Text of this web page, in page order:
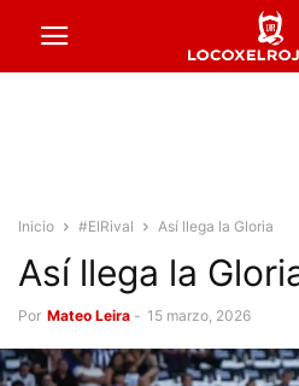
Inicio #ElRival Así llega la Gloria
Así llega la
Por Mateo Leira - 15 marzo, 2026